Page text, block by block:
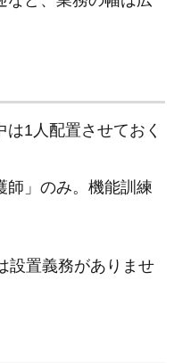
1人配置させておく
師」のみ。機能訓練
設置義務がありませ